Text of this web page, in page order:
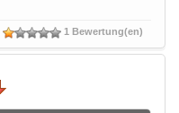
1 Bewertung(en)